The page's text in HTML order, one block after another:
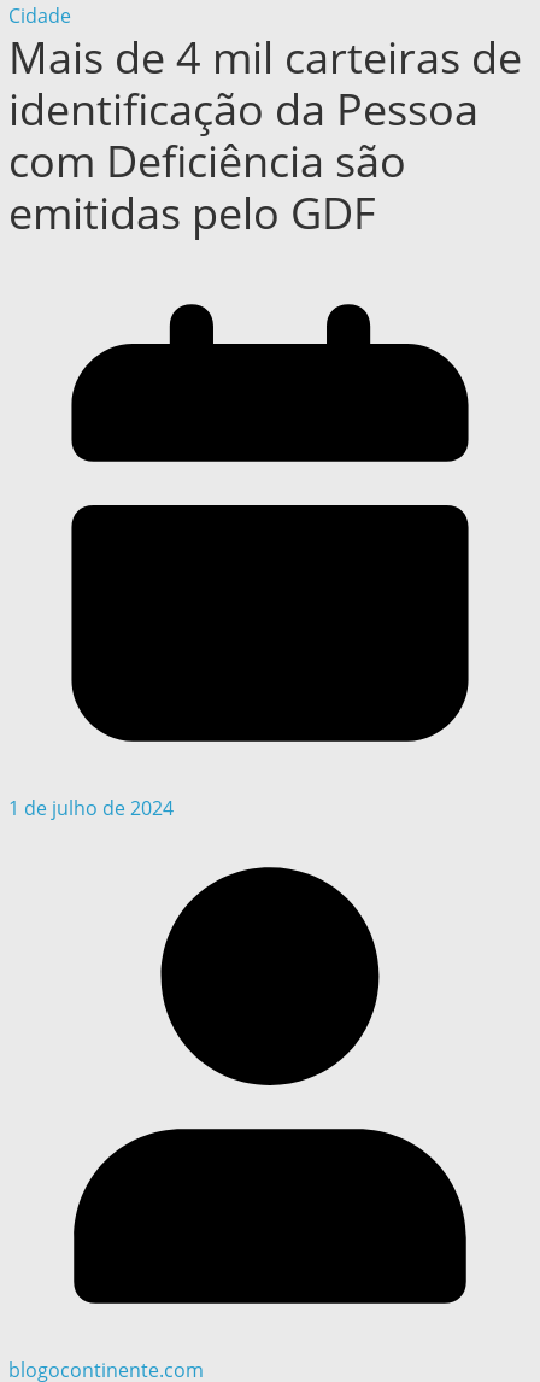
Cidade
Mais de 4 mil carteiras de
identificação da Pessoa
com Deficiência são
emitidas pelo GDF
1 de julho de 2024
blogocontinente.com